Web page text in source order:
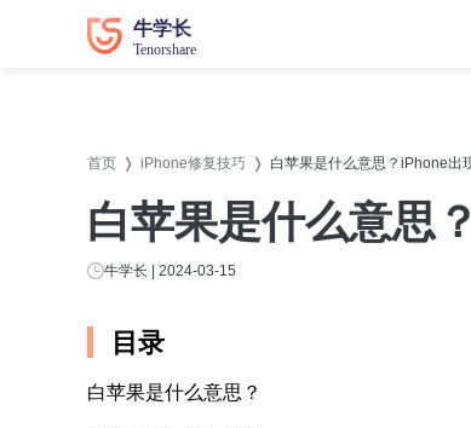
牛学长苹果数据恢复工具
牛学长安卓数据恢复工具
牛学长Windows数据恢复工具
首页 iPhone修复技巧 白苹果是什么意思？iPhone出
白苹果是什么意思
牛学长 | 2024-03-15
目录
白苹果是什么意思？